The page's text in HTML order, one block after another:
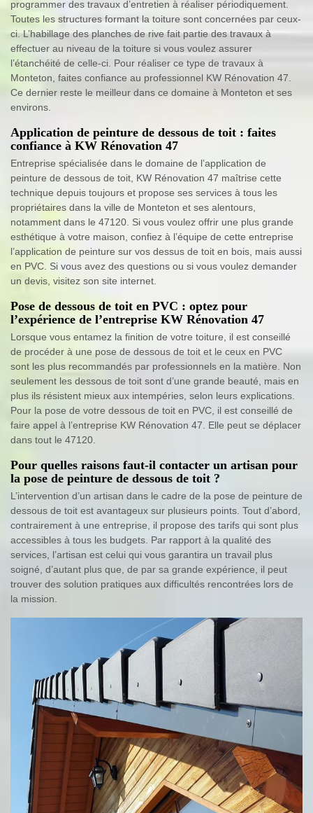
programmer des travaux d’entretien à réaliser périodiquement.
Toutes les structures formant la toiture sont concernées par ceux-
ci. L’habillage des planches de rive fait partie des travaux à
effectuer au niveau de la toiture si vous voulez assurer
l’étanchéité de celle-ci. Pour réaliser ce type de travaux à
Monteton, faites confiance au professionnel KW Rénovation 47.
Ce dernier reste le meilleur dans ce domaine à Monteton et ses
environs.
Application de peinture de dessous de toit : faites
confiance à KW Rénovation 47
Entreprise spécialisée dans le domaine de l’application de
peinture de dessous de toit, KW Rénovation 47 maîtrise cette
technique depuis toujours et propose ses services à tous les
propriétaires dans la ville de Monteton et ses alentours,
notamment dans le 47120. Si vous voulez offrir une plus grande
esthétique à votre maison, confiez à l’équipe de cette entreprise
l’application de peinture sur vos dessus de toit en bois, mais aussi
en PVC. Si vous avez des questions ou si vous voulez demander
un devis, visitez son site internet.
Pose de dessous de toit en PVC : optez pour
l’expérience de l’entreprise KW Rénovation 47
Lorsque vous entamez la finition de votre toiture, il est conseillé
de procéder à une pose de dessous de toit et le ceux en PVC
sont les plus recommandés par professionnels en la matière. Non
seulement les dessous de toit sont d’une grande beauté, mais en
plus ils résistent mieux aux intempéries, selon leurs explications.
Pour la pose de votre dessous de toit en PVC, il est conseillé de
faire appel à l’entreprise KW Rénovation 47. Elle peut se déplacer
dans tout le 47120.
Pour quelles raisons faut-il contacter un artisan pour
la pose de peinture de dessous de toit ?
L’intervention d’un artisan dans le cadre de la pose de peinture de
dessous de toit est avantageux sur plusieurs points. Tout d’abord,
contrairement à une entreprise, il propose des tarifs qui sont plus
accessibles à tous les budgets. Par rapport à la qualité des
services, l’artisan est celui qui vous garantira un travail plus
soigné, d’autant plus que, de par sa grande expérience, il peut
trouver des solution pratiques aux difficultés rencontrées lors de
la mission.